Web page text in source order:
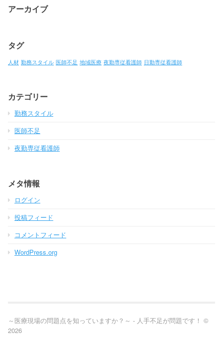
アーカイブ
タグ
人材 勤務スタイル 医師不足 地域医療 夜勤専従看護師 日勤専従看護師
カテゴリー
勤務スタイル
医師不足
夜勤専従看護師
メタ情報
ログイン
投稿フィード
コメントフィード
WordPress.org
～医療現場の問題点を知っていますか？～ - 人手不足が問題です！ ©
2026